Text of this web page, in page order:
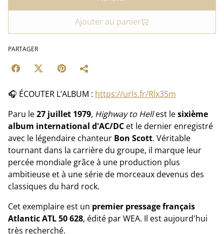
Ajouter au panier
PARTAGER
🎧 ÉCOUTER L’ALBUM : https://urls.fr/Rlx35m
Paru le27 juillet 1979, Highway to Hellest lesixième
album international d'AC/DC et le dernier enregistré
avec le légendaire chanteur Bon Scott. Véritable
tournant dans la carrière du groupe, il marque leur
percée mondiale grâce à une production plus
ambitieuse et à une série de morceaux devenus des
classiques du hard rock.
Cet exemplaire est un premier pressage français
Atlantic ATL 50 628, édité par WEA. Il est aujourd'hui
très recherché.